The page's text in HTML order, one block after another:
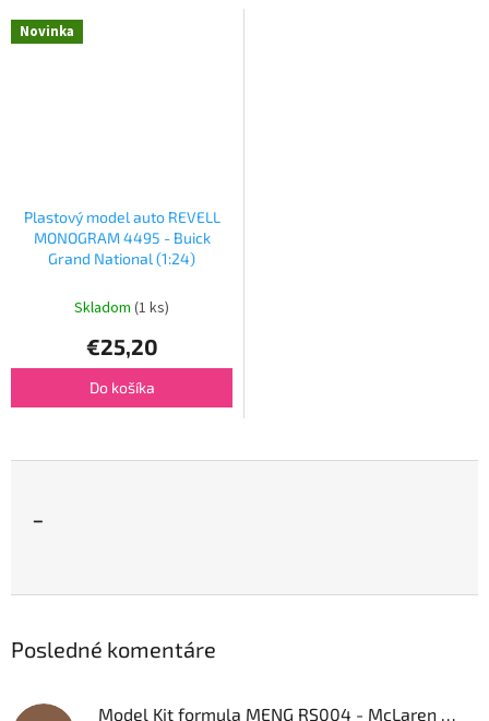
Novinka
Plastový model auto REVELL
MONOGRAM 4495 - Buick
Grand National (1:24)
Skladom (1 ks)
€25,20
Do košíka
-
Posledné komentáre